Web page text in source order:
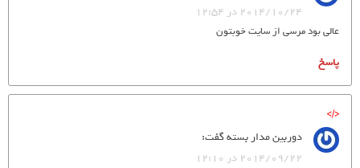
2014/10/24 در 12:54
عالی بود مرسی از سایت خوبتون
پاسخ
دوربین مدار بستهگفت:
2014/09/22 در 12:10